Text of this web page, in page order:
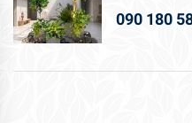
090 180